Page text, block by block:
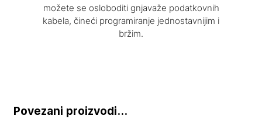
možete se osloboditi gnjavaže podatkovnih
kabela, čineći programiranje jednostavnijim i
bržim.
Povezani proizvodi...